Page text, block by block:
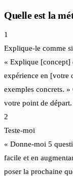
Quelle est la
1
Explique-le comme
« Explique [concept]
expérience en [votre
exemples concrets.
votre point de départ.
2
Teste-moi
« Donne-moi 5
facile et en
poser la prochaine